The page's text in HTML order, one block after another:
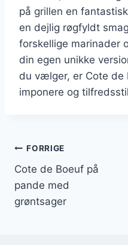
på grillen en
en dejlig røgfyldt
forskellige marinader
din egen unikke
du vælger, er Cote de
imponere og
FORRIGE
Cote de Boeuf på
pande med
grøntsager